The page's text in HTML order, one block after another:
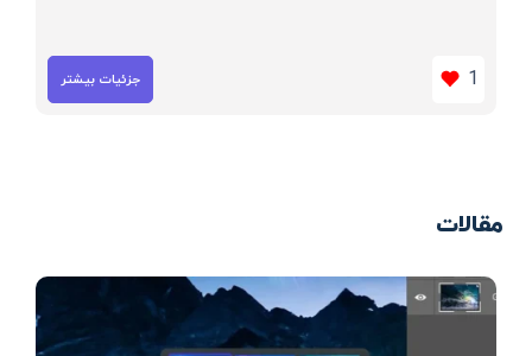
1 جزئیات بیشتر
مقالات